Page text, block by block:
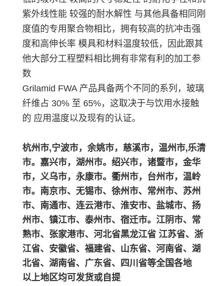
紫外线性能 较强的耐水解性 与其他具备相同刚
度值的专用聚合物相比，拥有较高的抗冲击强
度和高伸长率 模具和材料温度较低，因此跟其
他大部分工程塑料相比拥有非常有利的加工参
数
Grilamid FWA 产品具备两个不同的系列，玻璃
纤维占 30% 至 65%，这取决于与饮用水接触
的 应用温度以及现有的认证。
杭州市,宁波市，余姚市，慈溪市，温州市,乐清
市。嘉兴市，湖州市。绍兴市，诸暨市，金华
市，义乌市，永康市。衢州市，台州市，温岭
市。南京市、无锡市、徐州市、常州市、苏州
市、南通市、连云港市、淮安市、盐城市、扬
州市、镇江市、泰州市、宿迁市。江阴市、常
熟市、张家港市、河北省黑龙江省 江苏省、浙
江省、安徽省、福建省、山东省、河南省、湖
北省、湖南省、广东省、四川省等全国各地
以上地区均可发货或自提